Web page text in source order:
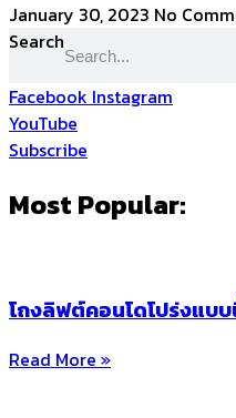
January 30, 2023 No
Search
Facebook Instagram
YouTube
Subscribe
Most Popular:
โถงลิฟต์คอนโดโปร่งแบ
Read More »